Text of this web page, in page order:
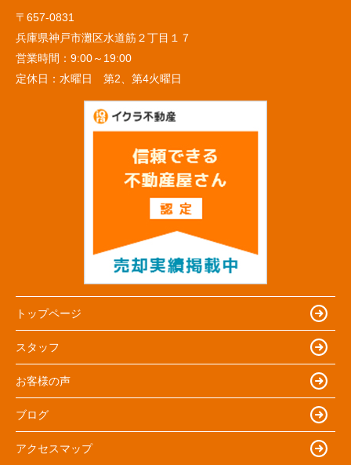
〒657-0831
兵庫県神戸市灘区水道筋２丁目１７
営業時間： 9:00～19:00
定休日： 水曜日 第2、第4火曜日
トップページ
スタッフ
お客様の声
ブログ
アクセスマップ